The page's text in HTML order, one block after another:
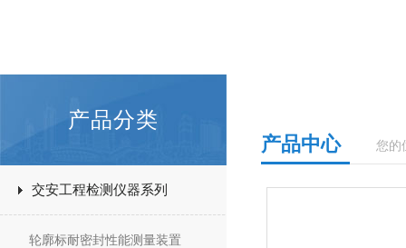
产品分类
交安工程检测仪器系列
轮廓标耐密封性能测量装置
您的
产品中心